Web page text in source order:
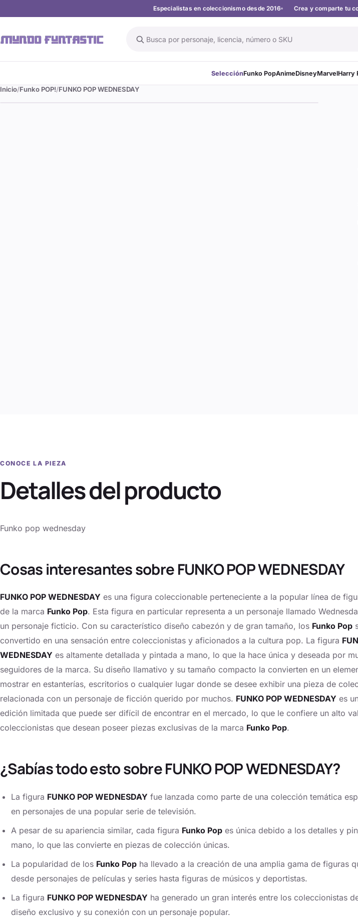
Especialistas en coleccionismo desde 2016 Crea y comparte tu
Buscar en el catálogo
SelecciónFunko PopAnimeDisneyMarvelHarry
Inicio Funko POP! FUNKO POP WEDNESDAY
CONOCE LA PIEZA
Detalles del producto
Funko pop wednesday
Cosas interesantes sobre FUNKO POP WEDNESDAY
FUNKO POP WEDNESDAY es una figura coleccionable perteneciente a la popular línea de
de la marca Funko Pop. Esta figura en particular representa a un personaje llamado
un personaje ficticio. Con su característico diseño cabezón y de gran tamaño, los Funko Pop
convertido en una sensación entre coleccionistas y aficionados a la cultura pop. La figura
WEDNESDAY es altamente detallada y pintada a mano, lo que la hace única y deseada por
seguidores de la marca. Su diseño llamativo y su tamaño compacto la convierten en un
mostrar en estanterías, escritorios o cualquier lugar donde se desee exhibir una pieza de
relacionada con un personaje de ficción querido por muchos. FUNKO POP WEDNESDAY es
edición limitada que puede ser difícil de encontrar en el mercado, lo que le confiere un alto
coleccionistas que desean poseer piezas exclusivas de la marca Funko Pop.
¿Sabías todo esto sobre FUNKO POP WEDNESDAY?
La figura FUNKO POP WEDNESDAY fue lanzada como parte de una colección temática
en personajes de una popular serie de televisión.
A pesar de su apariencia similar, cada figura Funko Pop es única debido a los detalles y
mano, lo que las convierte en piezas de colección únicas.
La popularidad de los Funko Pop ha llevado a la creación de una amplia gama de figuras
desde personajes de películas y series hasta figuras de músicos y deportistas.
La figura FUNKO POP WEDNESDAY ha generado un gran interés entre los coleccionistas
diseño exclusivo y su conexión con un personaje popular.